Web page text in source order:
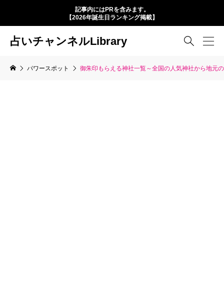
記事内にはPRを含みます。
【2026年誕生日ランキング掲載】
占いチャンネルLibrary 
パワースポット 御朱印もらえる神社一覧～全国の人気神社から地元